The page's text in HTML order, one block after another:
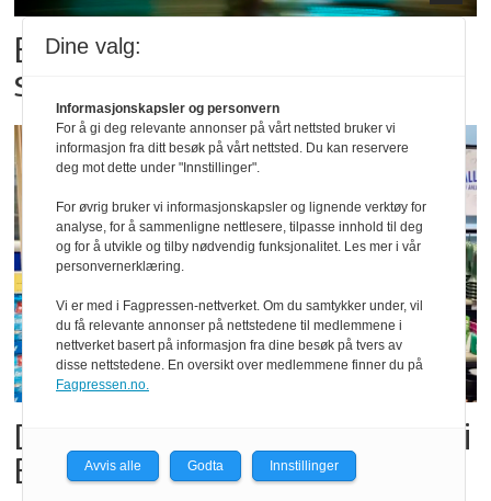
Bestillings-rush i foodora før
storkampen
Dette er landets beste Post i
Butikk
Dine valg:
Informasjonskapsler og personvern
For å gi deg relevante annonser på vårt nettsted bruker vi
informasjon fra ditt besøk på vårt nettsted. Du kan reservere
deg mot dette under "Innstillinger".
For øvrig bruker vi informasjonskapsler og lignende verktøy for
analyse, for å sammenligne nettlesere, tilpasse innhold til deg
og for å utvikle og tilby nødvendig funksjonalitet. Les mer i vår
personvernerklæring.
Vi er med i Fagpressen-nettverket. Om du samtykker under, vil
du få relevante annonser på nettstedene til medlemmene i
nettverket basert på informasjon fra dine besøk på tvers av
disse nettstedene. En oversikt over medlemmene finner du på
Fagpressen.no.
Avvis alle Godta Innstillinger